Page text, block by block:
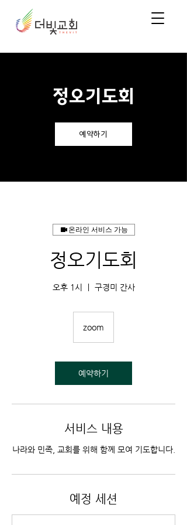
정오기도회
예약하기
온라인 서비스 가능
정오기도회
오후 1시 ㅣ 구경미 간사
zoom
예약하기
서비스 내용
나라와 민족, 교회를 위해 함께 모여 기도합니다.
예정 세션